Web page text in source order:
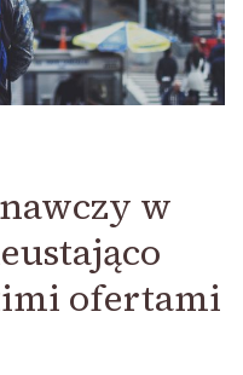
w
ofertami